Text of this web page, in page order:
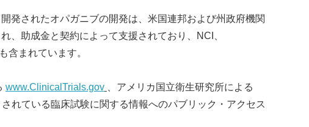
発されたオパガニブの開発は、米国連邦および州政府機関
、助成金と契約によって支援されており、NCI、
含まれています。
www.ClinicalTrials.gov
、アメリカ国立衛生研究所による
れている臨床試験に関する情報へのパブリック・アクセス